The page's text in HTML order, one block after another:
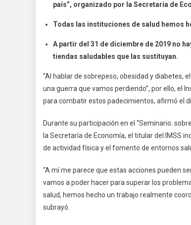
país”, organizado por la Secretaría de
Todas las instituciones de salud hemos
A partir del 31 de diciembre de 2019 no
tiendas saludables que las sustituyan.
“Al hablar de sobrepeso, obesidad y diabetes,
una guerra que vamos perdiendo”, por ello, el
para combatir estos padecimientos, afirmó el
Durante su participación en el “Seminario:
la Secretaría de Economía, el titular del IMSS
de actividad física y el fomento de entornos
“A mí me parece que estas acciones pueden
vamos a poder hacer para superar los
salud, hemos hecho un trabajo realmente
subrayó.